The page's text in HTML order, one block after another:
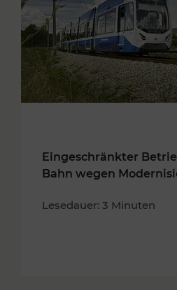
Eingeschränkter
Bahn wegen
Lesedauer: 3 Minuten